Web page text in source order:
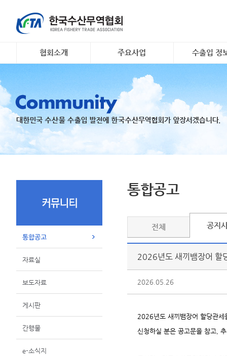
협회소개
조직도
회원명부
유관기관·사업
주요사업
대일 김 수출 촉진 사업
리스크안전망 구축
수출기업 맞춤형 해외시
장조사
K- 씨푸드 인바운드 마케
지원
수출입 정
무역관련 정
통합공고
자료실
보도자료
게시판
간행물
e-소식지
통합공고
전체 공지
2026년도 새끼뱀장어 할
2026.05.26
2026년도 새끼뱀장어 할당관
신청하실 분은 공고문을 참고,